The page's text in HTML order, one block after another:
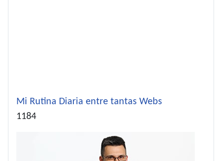
Mi Rutina Diaria entre tantas Webs
Detalles
1184